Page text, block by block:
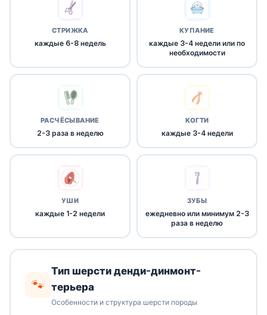
СТРИЖКА
каждые 6-8 недель
КУПАНИЕ
каждые 3-4 недели или по
необходимости
РАСЧЁСЫВАНИЕ
2-3 раза в неделю
КОГТИ
каждые 3-4 недели
УШИ
каждые 1-2 недели
ЗУБЫ
ежедневно или минимум 2-3
раза в неделю
🐾
Тип шерсти денди-динмонт-
терьера
Особенности и структура шерсти породы